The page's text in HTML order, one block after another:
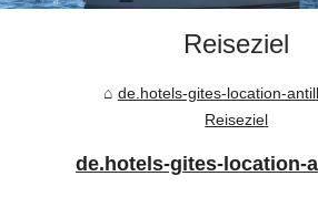
Reiseziel
de.hotels-gites-location-
Reiseziel
de.hotels-gites-location-